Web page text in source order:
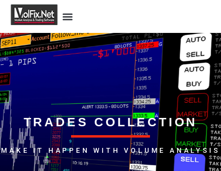
TRADES COLLECTION
MAKE IT HAPPEN WITH VOLUME ANALYSIS